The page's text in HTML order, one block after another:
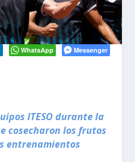
WhatsApp Messenger
ITESO durante la
cosecharon los frutos
entrenamientos